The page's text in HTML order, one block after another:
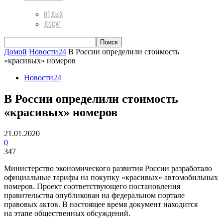
ОТДЫХ
ДОСУГ
Домой Новости24 В России определили стоимость
«красивых» номеров
Новости24
В России определили стоимость
«красивых» номеров
21.01.2020
0
347
Министерство экономического развития России разработало
официальные тарифы на покупку «красивых» автомобильных
номеров. Проект соответствующего постановления
правительства опубликован на федеральном портале
правовых актов. В настоящее время документ находится
на этапе общественных обсуждений.